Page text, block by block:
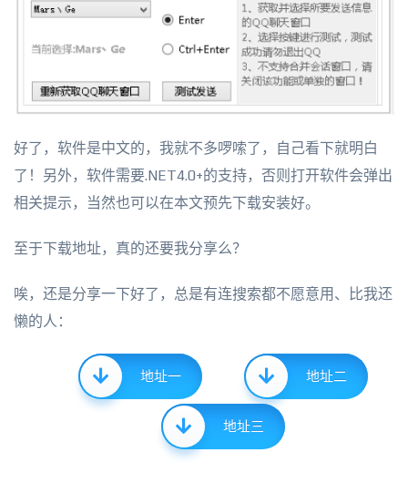
好了，软件是中文的，我就不多啰嗦了，自己看下就明白
了！另外，软件需要.NET4.0+的支持，否则打开软件会弹出
相关提示，当然也可以在本文预先下载安装好。
至于下载地址，真的还要我分享么？
唉，还是分享一下好了，总是有连搜索都不愿意用、比我还
懒的人：
地址一 地址二
地址三